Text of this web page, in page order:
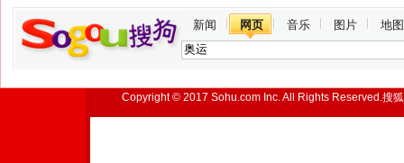
新闻 网页 音乐 图片 地图
Copyright © 2017 Sohu.com Inc. All Rights Reserved.搜